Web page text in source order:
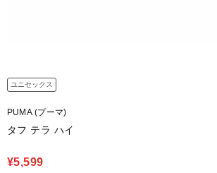
ユニセックス
PUMA (プーマ)
タフ テラ ハイ
¥5,599